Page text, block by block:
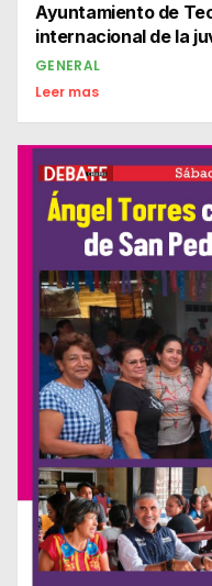
Ayuntamiento de
internacional de la
GENERAL
Leer mas